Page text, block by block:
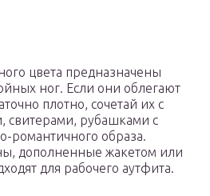
цвета предназначены
ног. Если они облегают
плотно, сочетай их с
свитерами, рубашками с
романтичного образа.
дополненные жакетом или
для рабочего аутфита.